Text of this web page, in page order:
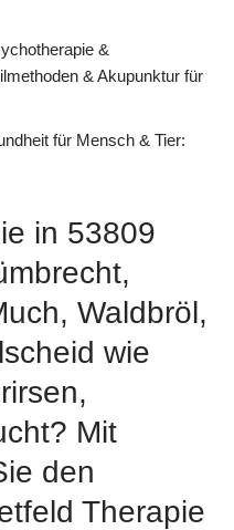
&
& Akupunktur für
für Mensch & Tier:
in 53809
Waldbröl,
wie
Mit
den
Therapie